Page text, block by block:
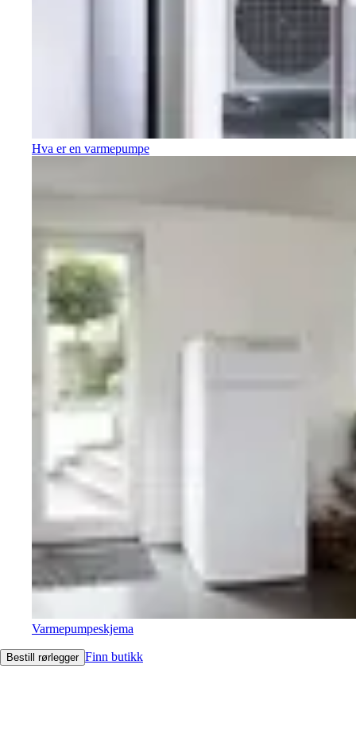
Hva er en varmepumpe
Varmepumpeskjema
Bestill rørlegger Finn butikk